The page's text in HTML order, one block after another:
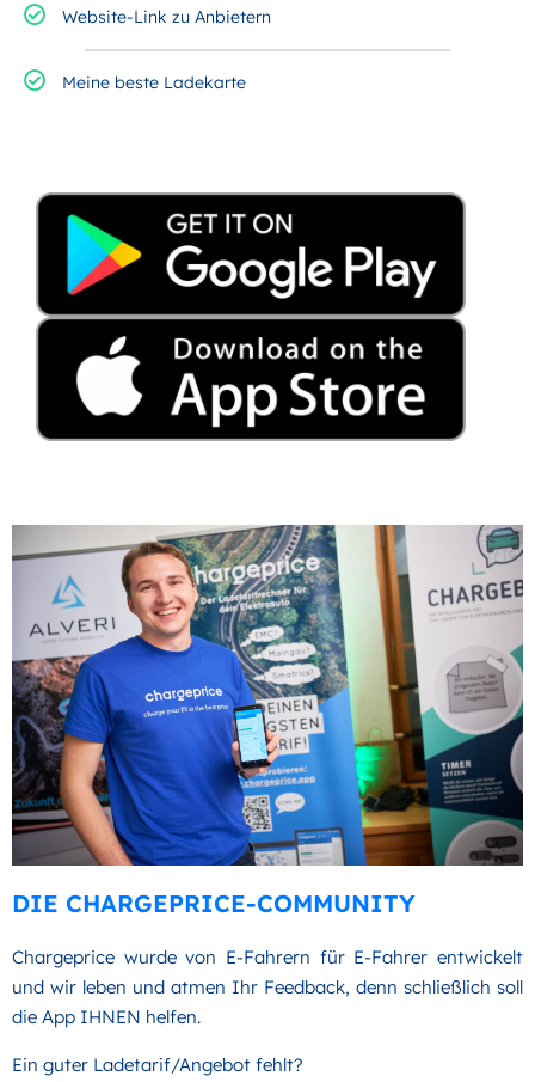
Website-Link zu Anbietern
Meine beste Ladekarte
DIE CHARGEPRICE-COMMUNITY
Chargeprice wurde von E-Fahrern für E-Fahrer entwickelt
und wir leben und atmen Ihr Feedback, denn schließlich soll
die App IHNEN helfen.
Ein guter Ladetarif/Angebot fehlt?